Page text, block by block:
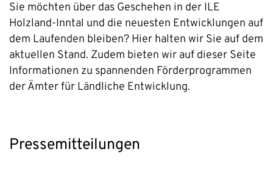
Sie möchten über das Geschehen in der ILE
Holzland-Inntal und die neuesten Entwicklungen auf
dem Laufenden bleiben? Hier halten wir Sie auf dem
aktuellen Stand. Zudem bieten wir auf dieser Seite
Informationen zu spannenden Förderprogrammen
der Ämter für Ländliche Entwicklung.
Pressemitteilungen